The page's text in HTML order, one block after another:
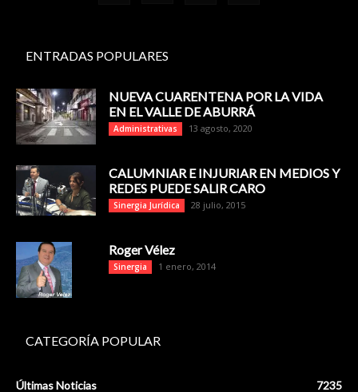
ENTRADAS POPULARES
NUEVA CUARENTENA POR LA VIDA
EN EL VALLE DE ABURRÁ
Administrativas 13 agosto, 2020
CALUMNIAR E INJURIAR EN MEDIOS Y
REDES PUEDE SALIR CARO
Sinergia Jurídica 28 julio, 2015
Roger Vélez
Sinergia 1 enero, 2014
CATEGORÍA POPULAR
Últimas Noticias 7235